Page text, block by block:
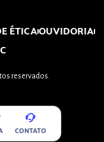
ÉTICAOUVIDORIA
reservados.
CONTATO